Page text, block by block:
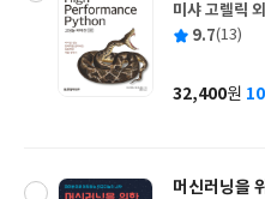
글
쓴
미샤 고렐릭
출
사
평 9.7(13)
가
32,400원
머신러닝을